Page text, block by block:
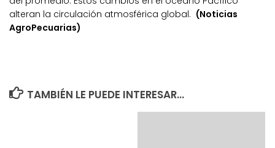
alteran la circulación atmosférica global. (Noticias
AgroPecuarias)
TAMBIÉN LE PUEDE INTERESAR...